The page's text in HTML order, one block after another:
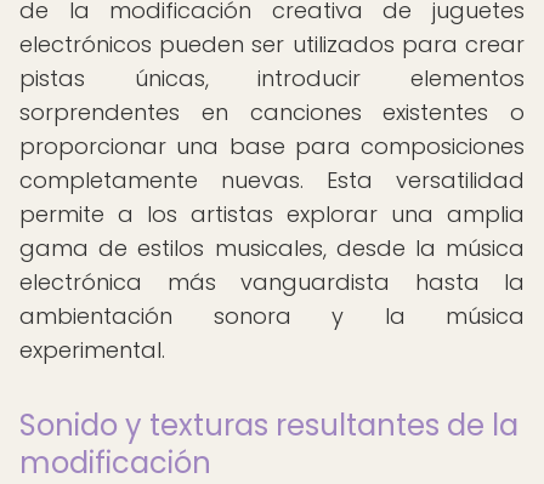
de la modificación creativa de juguetes
electrónicos pueden ser utilizados para crear
pistas únicas, introducir elementos
sorprendentes en canciones existentes o
proporcionar una base para composiciones
completamente nuevas. Esta versatilidad
permite a los artistas explorar una amplia
gama de estilos musicales, desde la música
electrónica más vanguardista hasta la
ambientación sonora y la música
experimental.
Sonido y texturas resultantes de la
modificación